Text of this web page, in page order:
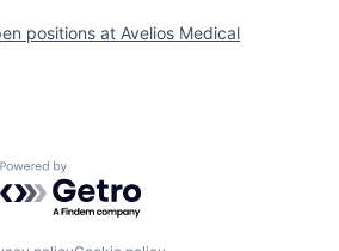
positions at Avelios Medical
Powered by Getro.com